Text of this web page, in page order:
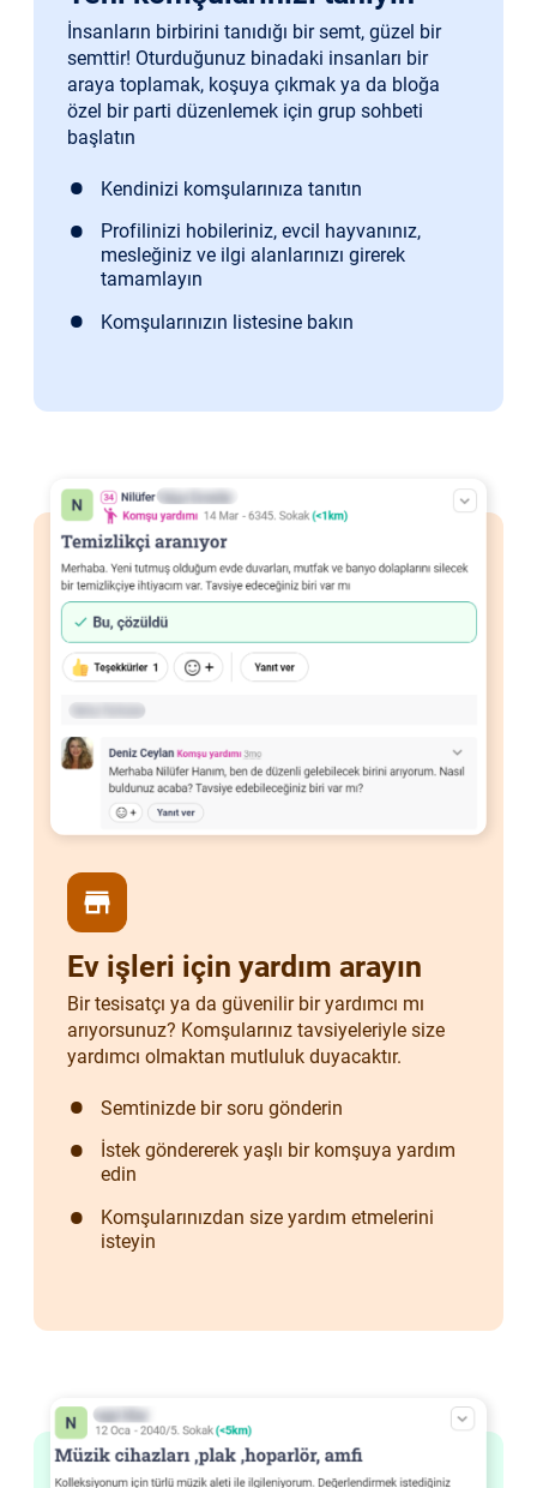
İnsanların birbirini tanıdığı bir semt, güzel bir
semttir! Oturduğunuz binadaki insanları bir
araya toplamak, koşuya çıkmak ya da bloğa
özel bir parti düzenlemek için grup sohbeti
başlatın
Kendinizi komşularınıza tanıtın
Profilinizi hobileriniz, evcil hayvanınız,
mesleğiniz ve ilgi alanlarınızı girerek
tamamlayın
Komşularınızın listesine bakın
store
Ev işleri için yardım arayın
Bir tesisatçı ya da güvenilir bir yardımcı mı
arıyorsunuz? Komşularınız tavsiyeleriyle size
yardımcı olmaktan mutluluk duyacaktır.
Semtinizde bir soru gönderin
İstek göndererek yaşlı bir komşuya yardım
edin
Komşularınızdan size yardım etmelerini
isteyin